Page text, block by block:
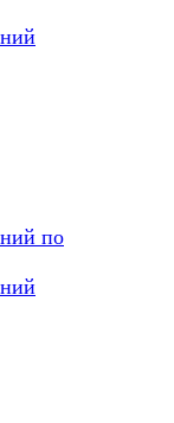
по